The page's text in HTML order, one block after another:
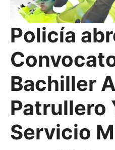
Policía
Bachiller A
Patrullero
Servicio